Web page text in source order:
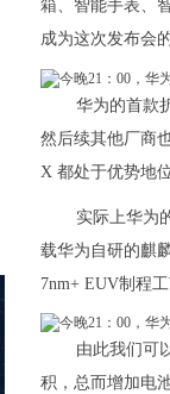
箱、智能手表、
成为这次发布会
华为的首款
然后续其他厂商
X 都处于优势地
实际上华为
载华为自研的麒
7nm+ EUV制程
由此我们可
积，总而增加电